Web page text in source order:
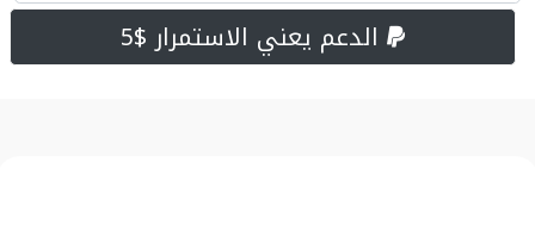
الدعم يعني الاستمرار $5